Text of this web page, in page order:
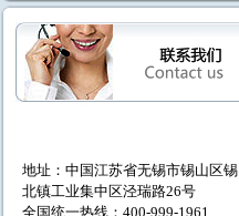
地址：中国江苏省无锡市锡山区锡
北镇工业集中区泾瑞路26号
全国统一热线：400-999-1961